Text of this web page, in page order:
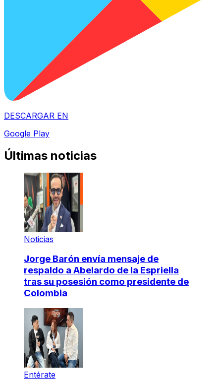
DESCARGAR EN
Google Play
Últimas noticias
Noticias
Jorge Barón envía mensaje de
respaldo a Abelardo de la Espriella
tras su posesión como presidente de
Colombia
Entérate